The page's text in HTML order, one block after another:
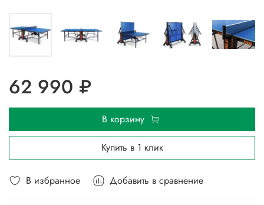
В избранное Добавить в сравнение
62 990 ₽
В корзину
Купить в 1 клик